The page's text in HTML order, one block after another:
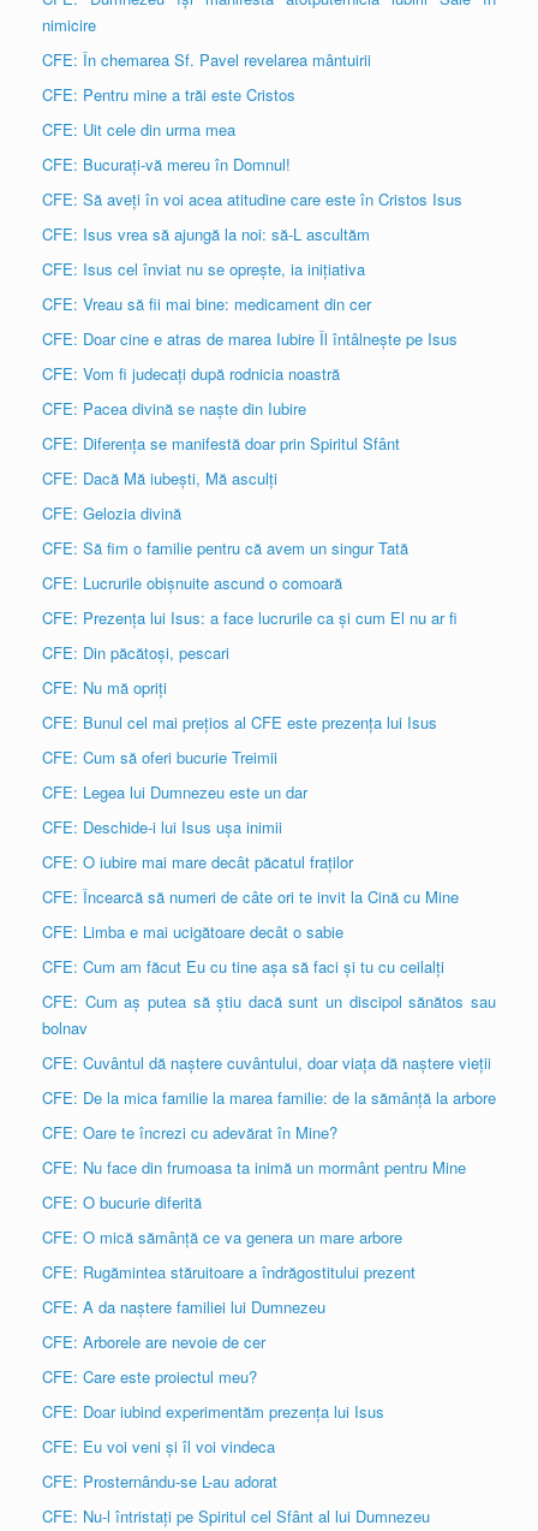
nimicire
CFE: În chemarea Sf. Pavel revelarea mântuirii
CFE: Pentru mine a trăi este Cristos
CFE: Uit cele din urma mea
CFE: Bucurați-vă mereu în Domnul!
CFE: Să aveți în voi acea atitudine care este în Cristos Isus
CFE: Isus vrea să ajungă la noi: să-L ascultăm
CFE: Isus cel înviat nu se oprește, ia inițiativa
CFE: Vreau să fii mai bine: medicament din cer
CFE: Doar cine e atras de marea Iubire Îl întâlnește pe Isus
CFE: Vom fi judecați după rodnicia noastră
CFE: Pacea divină se naște din Iubire
CFE: Diferența se manifestă doar prin Spiritul Sfânt
CFE: Dacă Mă iubești, Mă asculți
CFE: Gelozia divină
CFE: Să fim o familie pentru că avem un singur Tată
CFE: Lucrurile obișnuite ascund o comoară
CFE: Prezența lui Isus: a face lucrurile ca și cum El nu ar fi
CFE: Din păcătoși, pescari
CFE: Nu mă opriți
CFE: Bunul cel mai prețios al CFE este prezența lui Isus
CFE: Cum să oferi bucurie Treimii
CFE: Legea lui Dumnezeu este un dar
CFE: Deschide-i lui Isus ușa inimii
CFE: O iubire mai mare decât păcatul fraților
CFE: Încearcă să numeri de câte ori te invit la Cină cu Mine
CFE: Limba e mai ucigătoare decât o sabie
CFE: Cum am făcut Eu cu tine așa să faci și tu cu ceilalți
CFE: Cum aș putea să știu dacă sunt un discipol sănătos sau
bolnav
CFE: Cuvântul dă naștere cuvântului, doar viața dă naștere vieții
CFE: De la mica familie la marea familie: de la sămânță la arbore
CFE: Oare te încrezi cu adevărat în Mine?
CFE: Nu face din frumoasa ta inimă un mormânt pentru Mine
CFE: O bucurie diferită
CFE: O mică sămânță ce va genera un mare arbore
CFE: Rugămintea stăruitoare a îndrăgostitului prezent
CFE: A da naștere familiei lui Dumnezeu
CFE: Arborele are nevoie de cer
CFE: Care este proiectul meu?
CFE: Doar iubind experimentăm prezența lui Isus
CFE: Eu voi veni și îl voi vindeca
CFE: Prosternându-se L-au adorat
CFE: Nu-l întristați pe Spiritul cel Sfânt al lui Dumnezeu